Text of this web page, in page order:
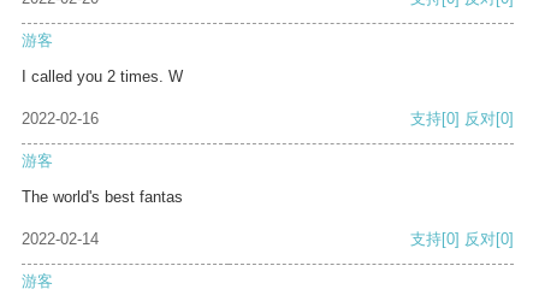
游客
I called you 2 times. W
2022-02-16 支持[0] 反对[0]
游客
The world's best fantas
2022-02-14 支持[0] 反对[0]
游客